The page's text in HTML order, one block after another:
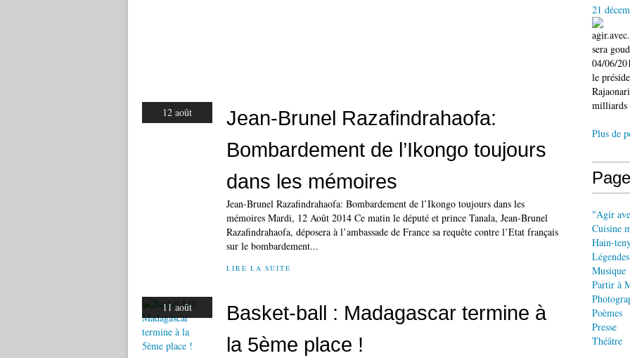
12 août
Jean-Brunel Razafindrahaofa:
Bombardement de l’Ikongo toujours
dans les mémoires
Jean-Brunel Razafindrahaofa: Bombardement de l’Ikongo toujours dans les
mémoires Mardi, 12 Août 2014 Ce matin le député et prince Tanala, Jean-Brunel
Razafindrahaofa, déposera à l’ambassade de France sa requête contre l’Etat français
sur le bombardement...
LIRE LA SUITE
11 août
Basket-ball : Madagascar termine à
la 5ème place !
21
sera
04/06/
le
milliards
Plus de
"Agir
Cuisine
Hain-
Légendes
Musique
Partir à
Poèmes
Presse
Théâtre